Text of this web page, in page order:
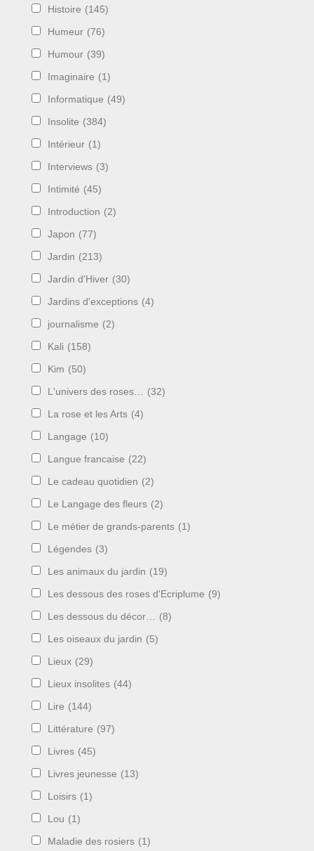
Histoire (145)
Humeur (76)
Humour (39)
Imaginaire (1)
Informatique (49)
Insolite (384)
Intérieur (1)
Interviews (3)
Intimité (45)
Introduction (2)
Japon (77)
Jardin (213)
Jardin d'Hiver (30)
Jardins d'exceptions (4)
journalisme (2)
Kali (158)
Kim (50)
L'univers des roses… (32)
La rose et les Arts (4)
Langage (10)
Langue francaise (22)
Le cadeau quotidien (2)
Le Langage des fleurs (2)
Le métier de grands-parents (1)
Légendes (3)
Les animaux du jardin (19)
Les dessous des roses d'Ecriplume (9)
Les dessous du décor… (8)
Les oiseaux du jardin (5)
Lieux (29)
Lieux insolites (44)
Lire (144)
Littérature (97)
Livres (45)
Livres jeunesse (13)
Loisirs (1)
Lou (1)
Maladie des rosiers (1)